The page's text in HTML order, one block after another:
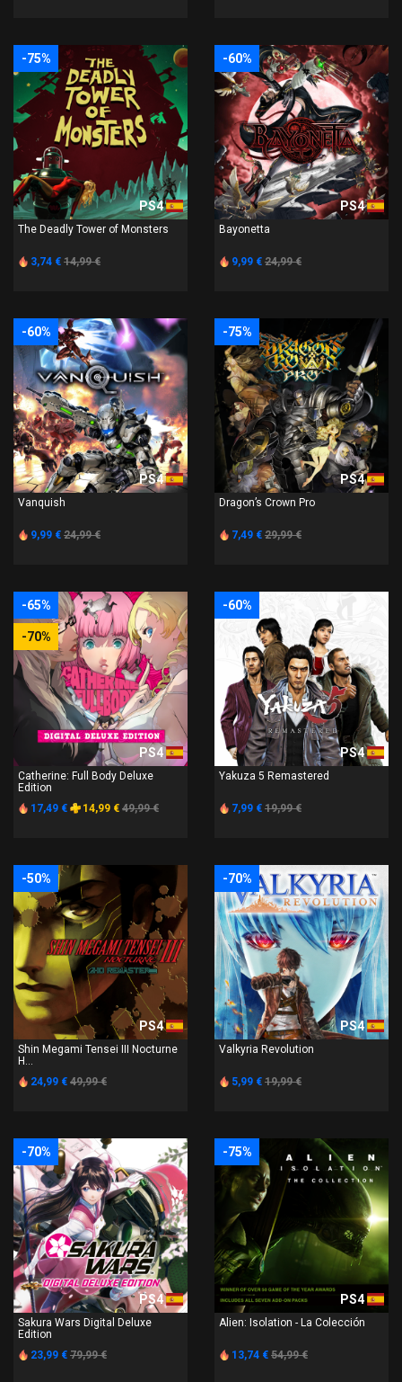
-75%
PS4
The Deadly Tower of Monsters
3,74 € 14,99 €
-60%
PS4
Bayonetta
9,99 € 24,99 €
-60%
PS4
Vanquish
9,99 € 24,99 €
-75%
PS4
Dragon’s Crown Pro
7,49 € 29,99 €
-65%
-70%
PS4
Catherine: Full Body Deluxe
Edition
17,49 €
14,99 € 49,99 €
-60%
PS4
Yakuza 5 Remastered
7,99 € 19,99 €
-50%
PS4
Shin Megami Tensei III Nocturne
H...
24,99 € 49,99 €
-70%
PS4
Valkyria Revolution
5,99 € 19,99 €
-70%
PS4
Sakura Wars Digital Deluxe
Edition
23,99 € 79,99 €
-75%
PS4
Alien: Isolation - La Colección
13,74 € 54,99 €